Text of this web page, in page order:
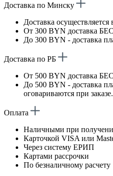
Доставка по Минску
Доставка
От 300 BYN доставка
До 300 BYN - доставка
Доставка по РБ
От 500 BYN доставка
До 500 BYN - доставка
оговариваются при заказе.
Оплата
Наличными при
Карточкой VISA или
Через систему ЕРИП
Картами рассрочки
По безналичному расчету